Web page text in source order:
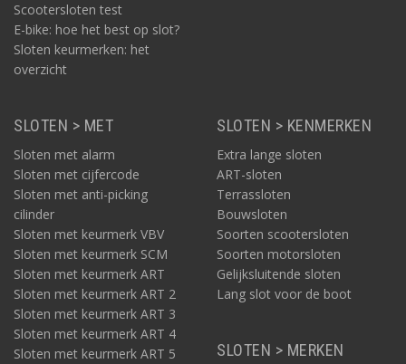
Scootersloten test
E-bike: hoe het best op slot?
Sloten keurmerken: het
overzicht
SLOTEN > MET
Sloten met alarm
Sloten met cijfercode
Sloten met anti-picking
cilinder
Sloten met keurmerk VBV
Sloten met keurmerk SCM
Sloten met keurmerk ART
Sloten met keurmerk ART 2
Sloten met keurmerk ART 3
Sloten met keurmerk ART 4
Sloten met keurmerk ART 5
SLOTEN > KENMERKEN
Extra lange sloten
ART-sloten
Terrassloten
Bouwsloten
Soorten scootersloten
Soorten motorsloten
Gelijksluitende sloten
Lang slot voor de boot
SLOTEN > MERKEN